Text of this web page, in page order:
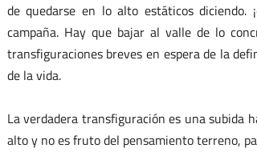
de quedarse en lo alto estáticos diciendo.
campaña. Hay que bajar al valle de lo
transfiguraciones breves en espera de la
de la vida.
La verdadera transfiguración es una subida
alto y no es fruto del pensamiento terreno,